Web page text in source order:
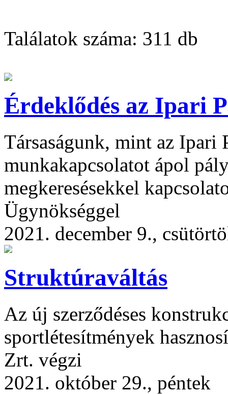
Találatok száma: 311 db
Érdeklődés az Ipari
Társaságunk, mint az Ipari
munkakapcsolatot ápol
megkeresésekkel
Ügynökséggel
2021. december 9.,
Struktúraváltás
Az új szerződéses
sportlétesítmények
Zrt. végzi
2021. október 29., péntek